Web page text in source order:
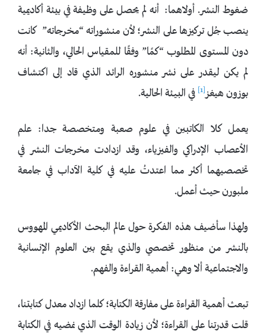
ضغوط النشر. أولاهما: أنه لم يحصل على وظيفة في بيئة أكاديمية
ينصب جُل تركيزها على النشر؛ لأن منشوراته “مخرجاته” كانت
دون المستوى المطلوب “كمًا” وفقًا للمقياس الحالي، والثانية: أنه
لم يكن ليقدر على نشر منشوره الرائد الذي قاد إلى اكتشاف
بوزون هيغز[1] في البيئة الحالية.
يعمل كلا الكاتبين في علوم صعبة ومتخصصة جدا: علم
الأعصاب الإدراكي والفيزياء، وقد ازدادت مخرجات النشر في
تخصصيهما أكثر مما اعتدتُ عليه في كلية الآداب في جامعة
ملبورن حيث أعمل.
ولهذا سأضيف هذه الفكرة حول عالم البحث الأكاديمي المهووس
بالنشر من منظور تخصصي والذي يقع بين العلوم الإنسانية
والاجتماعية ألا وهي: أهمية القراءة والفهم.
تبعث أهمية القراءة على مفارقة الكتابة؛ كلما ازداد معدل كتابتنا،
قلت قدرتنا على القراءة؛ لأن زيادة الوقت الذي نمضيه في الكتابة